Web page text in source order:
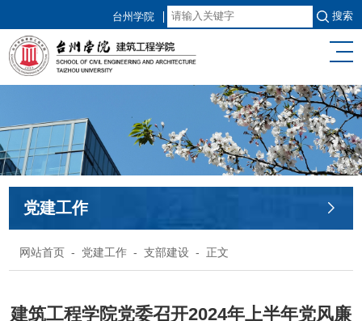
台州学院 搜索
党建工作
网站首页 - 党建工作 -支部建设 - 正文
建筑工程学院党委召开2024年上半年党风廉